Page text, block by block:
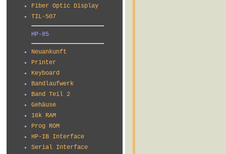
Fiber Optic Display
TIL-507
HP-85
Neuankunft
Printer
Keyboard
Bandlaufwerk
Band Teil 2
Gehäuse
16k RAM
Prog ROM
HP-IB Interface
Serial Interface